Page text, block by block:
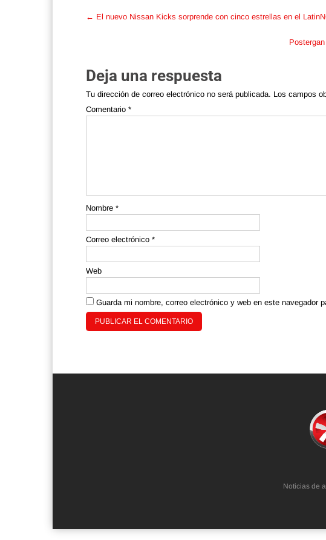
Post
← El nuevo Nissan Kicks sorprende con cinco estrellas en el
Deja una respuesta
Tu dirección de correo electrónico no será publicada. Los campos
Comentario *
Nombre *
Correo electrónico *
Web
Guarda mi nombre, correo electrónico y web en este navegador
Noticias de